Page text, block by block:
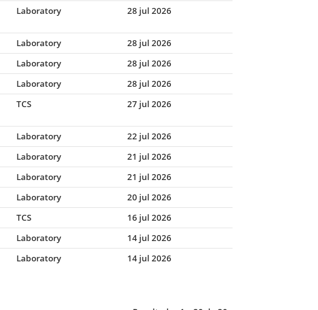
Laboratory 28 jul 2026
Laboratory
28 jul 2026
Laboratory
28 jul 2026
Laboratory
28 jul 2026
TCS 27 jul 2026
Laboratory
22 jul 2026
Laboratory
21 jul 2026
Laboratory
21 jul 2026
Laboratory
20 jul 2026
TCS
16 jul 2026
Laboratory
14 jul 2026
Laboratory 14 jul 2026